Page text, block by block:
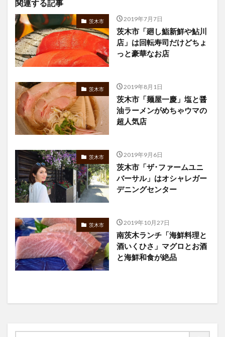
関連する記事
茨木市 2019年7月7日
茨木市「廻し鮨新鮮や鮎川
店」は回転寿司だけどちょ
っと豪華なお店
茨木市 2019年8月1日
茨木市「麺屋一慶」塩と醤
油ラーメンがめちゃウマの
超人気店
茨木市 2019年9月6日
茨木市「ザ･ファームユニ
バーサル」はオシャレガー
デニングセンター
茨木市 2019年10月27日
南茨木ランチ「海鮮料理と
酒いくひさ」マグロとお酒
と海鮮和食が絶品